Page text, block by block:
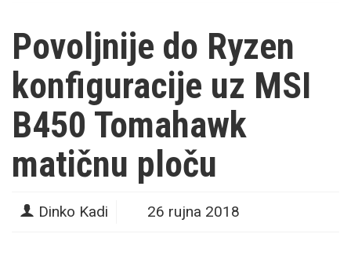
Povoljnije do Ryzen
konfiguracije uz MSI
B450 Tomahawk
matičnu ploču
Dinko Kadi 26 rujna 2018